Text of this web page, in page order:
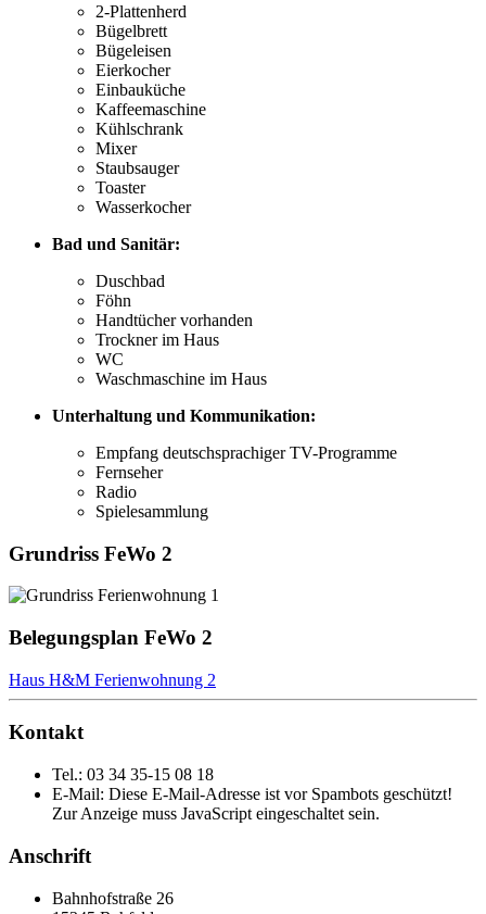
2-Plattenherd
Bügelbrett
Bügeleisen
Eierkocher
Einbauküche
Kaffeemaschine
Kühlschrank
Mixer
Staubsauger
Toaster
Wasserkocher
Bad und Sanitär:
Duschbad
Föhn
Handtücher vorhanden
Trockner im Haus
WC
Waschmaschine im Haus
Unterhaltung und Kommunikation:
Empfang deutschsprachiger TV-Programme
Fernseher
Radio
Spielesammlung
Grundriss FeWo 2
Belegungsplan FeWo 2
Haus H&M Ferienwohnung 2
Kontakt
Tel.: 03 34 35-15 08 18
E-Mail: Diese E-Mail-Adresse ist vor Spambots geschützt!
Zur Anzeige muss JavaScript eingeschaltet sein.
Anschrift
Bahnhofstraße 26